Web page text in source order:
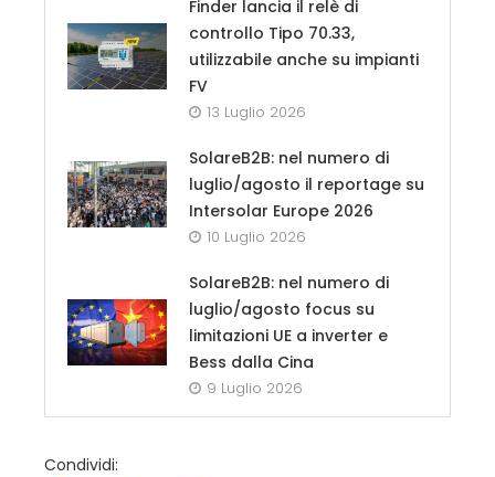
Finder lancia il relè di
controllo Tipo 70.33,
utilizzabile anche su impianti
FV
13 Luglio 2026
SolareB2B: nel numero di
luglio/agosto il reportage su
Intersolar Europe 2026
10 Luglio 2026
SolareB2B: nel numero di
luglio/agosto focus su
limitazioni UE a inverter e
Bess dalla Cina
9 Luglio 2026
Condividi: